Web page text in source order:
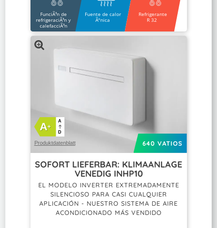
FunciÃ³n de
refrigeraciÃ³n y
calefacciÃ³n
Fuente de calor
Ãºnica
Refrigerante
R 32
640 VATIOS
A+
A
D
Produktdatenblatt
SOFORT LIEFERBAR: KLIMAANLAGE
VENEDIG INHP10
EL MODELO INVERTER EXTREMADAMENTE
SILENCIOSO PARA CASI CUALQUIER
APLICACIÓN - NUESTRO SISTEMA DE AIRE
ACONDICIONADO MÁS VENDIDO